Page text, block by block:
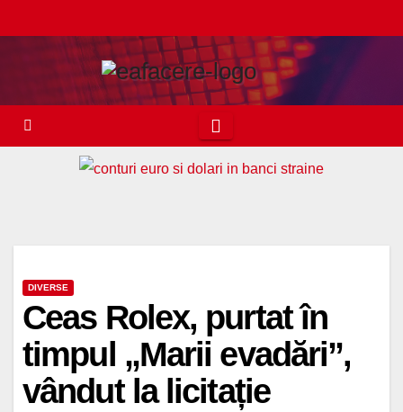
to
DIVERSE
Ceas Rolex, purtat în
timpul „Marii evadări”,
vândut la licitație